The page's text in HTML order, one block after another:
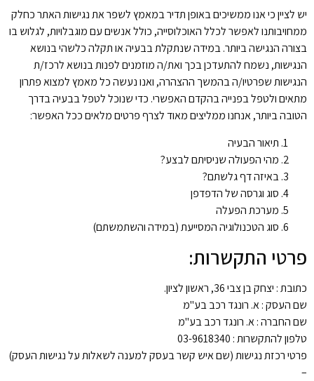
יש לציין כי אנו ממשיכים באופן תדיר במאמץ לשפר את נגישות האתר כחלק
ממחויבותנו לאפשר לכלל האוכלוסייה, כולל אנשים עם מוגבלויות, לגלוש בו
בצורה הנגישה ביותר. במידה שנתקלת בבעיה או תקלה כלשהי בנושא
הנגישות, נשמח להתעדכן בכך ואת/ה מוזמנים לפנות בנושא לרכז/ת
הנגישות שפרטיו/ה בהמשך ההצהרה, ואנו נעשה כל מאמץ למצוא פתרון
מתאים ולטפל בפנייה בהקדם האפשרי. כדי שנוכל לטפל בבעיה בדרך
הטובה ביותר, אנחנו ממליצים מאוד לצרף פרטים מלאים ככל האפשר:
תיאור הבעיה
מהי הפעולה שניסיתם לבצע?
באיזה דף גלשתם?
סוג וגרסה של הדפדפן
מערכת הפעלה
סוג הטכנולוגיה המסייעת (במידה והשתמשתם)
פרטי התקשרות:
כתובת : יצחק בן צבי 36, ראשון לציון.
שם העסק : א. רונגד רכב בע"מ
שם החברה : א. רונגד רכב בע"מ
טלפון להתקשרות : 03-9618340
פרטי רכזת נגישות (שם איש קשר בעסק למענה לשאלות על נגישות העסק)
–